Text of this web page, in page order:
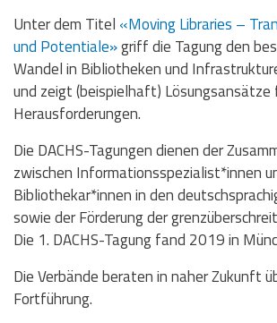
Unter dem Titel «Moving Libraries –
und Potentiale»griff die Tagung den
Wandel in Bibliotheken und
und zeigt (beispielhaft) Lösungsansätze
Herausforderungen.
Die DACHS-Tagungen dienen der
zwischen Informationsspezialist*innen
Bibliothekar*innen in den
sowie der Förderung der
Die 1. DACHS-Tagung fand 2019 in
Die Verbände beraten in naher Zukunft
Fortführung.